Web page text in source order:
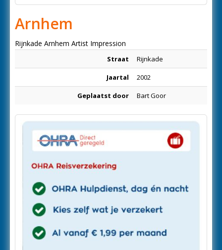
Arnhem
Rijnkade Arnhem Artist Impression
Straat Rijnkade
Jaartal 2002
Geplaatst door Bart Goor